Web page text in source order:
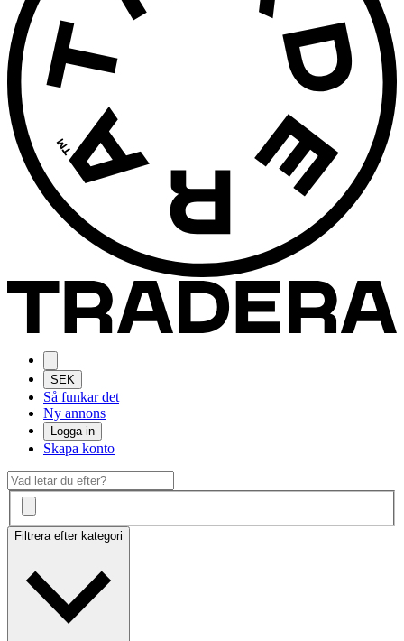
SEK
Så funkar det
Ny annons
Logga in
Skapa konto
Filtrera efter kategori